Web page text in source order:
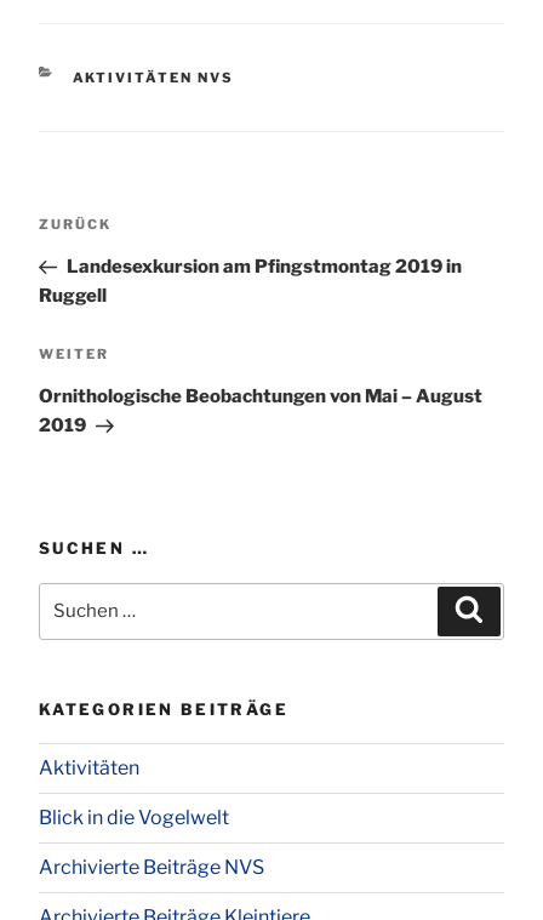
KATEGORIEN
AKTIVITÄTEN NVS
Vorheriger
ZURÜCK
Landesexkursion am Pfingstmontag 2019 in
Ruggell
Nächster
WEITER
Ornithologische Beobachtungen von Mai – August
2019
SUCHEN …
nach:
KATEGORIEN BEITRÄGE
Aktivitäten
Blick in die Vogelwelt
Archivierte Beiträge NVS